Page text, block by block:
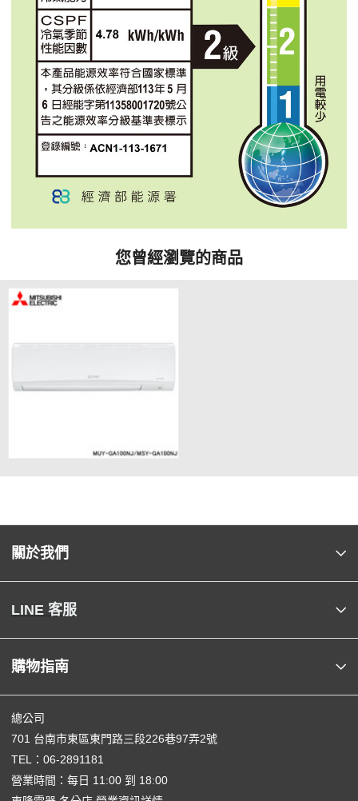
您曾經瀏覽的商品
關於我們
LINE 客服
購物指南
總公司
701 台南市東區東門路三段226巷97弄2號
TEL： 06-2891181
營業時間：每日 11:00 到 18:00